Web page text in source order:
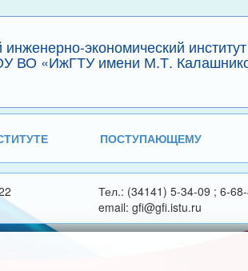
инженерно-экономический институт
ВО «ИжГТУ имени М.Т.
ПОСТУПАЮЩЕМУ
Тел.: (34141) 5-34-09 ; 6-
email: gfi@gfi.istu.ru